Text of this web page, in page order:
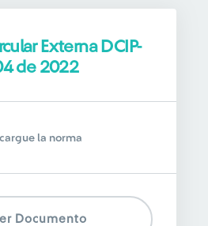
Externa DCIP-
de 2022
la norma
Documento